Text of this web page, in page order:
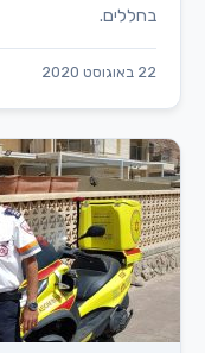
בחללים.
22 באוגוסט 2020